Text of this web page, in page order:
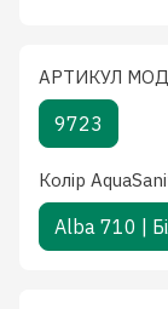
АРТИКУЛ
9723
Колiр
Alba 710 |